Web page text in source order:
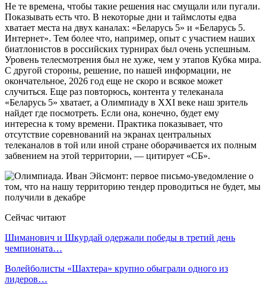
Не те времена, чтобы такие решения нас смущали или пугали.
Показывать есть что. В некоторые дни и таймслоты едва
хватает места на двух каналах: «Беларусь 5» и «Беларусь 5.
Интернет». Тем более что, например, опыт с участием наших
биатлонистов в российских турнирах был очень успешным.
Уровень телесмотрения был не хуже, чем у этапов Кубка мира.
С другой стороны, решение, по нашей информации, не
окончательное, 2026 год еще не скоро и всякое может
случиться. Еще раз повторюсь, контента у телеканала
«Беларусь 5» хватает, а Олимпиаду в XXI веке наш зритель
найдет где посмотреть. Если она, конечно, будет ему
интересна к тому времени. Практика показывает, что
отсутствие соревнований на экранах центральных
телеканалов в той или иной стране оборачивается их полным
забвением на этой территории, — цитирует «СБ».
Сейчас читают
Шиманович и Шкурдай одержали победы в третий день
чемпионата…
Волейболисты «Шахтера» крупно обыграли одного из
лидеров…